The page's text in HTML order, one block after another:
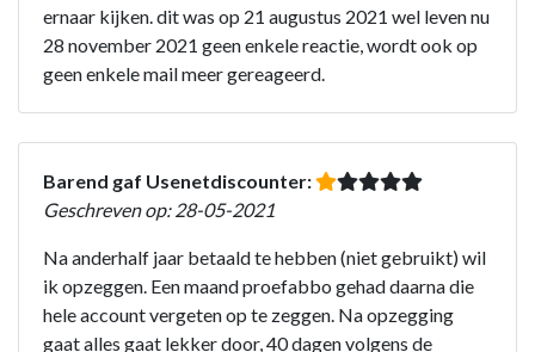
ernaar kijken. dit was op 21 augustus 2021 wel leven nu
28 november 2021 geen enkele reactie, wordt ook op
geen enkele mail meer gereageerd.
Barend gaf Usenetdiscounter:
Geschreven op: 28-05-2021
Na anderhalf jaar betaald te hebben (niet gebruikt) wil
ik opzeggen. Een maand proefabbo gehad daarna die
hele account vergeten op te zeggen. Na opzegging
gaat alles gaat lekker door, 40 dagen volgens de